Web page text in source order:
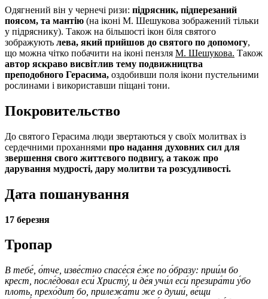
Одягнений він у чернечі ризи: підрясник, підперезаний
поясом, та мантію (на іконі М. Шешукова зображений тільки
у підряснику). Також на більшості ікон біля святого
зображують лева, який прийшов до святого по допомогу,
що можна чітко побачити на іконі пензля М. Шешукова. Також
автор яскраво висвітлив тему подвижництва
преподобного Герасима, оздобивши поля ікони пустельними
рослинами і використавши піщані тони.
Покровительство
До святого Герасима люди звертаються у своїх молитвах із
сердечними проханнями про надання духовних сил для
звершення свого життєвого подвигу, а також про
дарування мудрості, дару молитви та розсудливості.
Дата пошанування
17 березня
Тропар
В тебе́, о́тче, изве́стно спасе́ся е́же по о́бразу: прии́м бо
крест, после́довал еси́ Христу́, и де́я учи́л еси́ презира́ти у́бо
плоть, прехо́дит бо, прилежа́ти же о души́, ве́щи